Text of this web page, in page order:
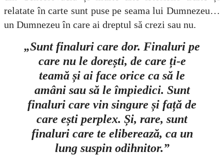
relatate în carte sunt puse pe seama lui Dumnezeu…
un Dumnezeu în care ai dreptul să crezi sau nu.
„Sunt finaluri care dor. Finaluri pe
care nu le dorești, de care ți-e
teamă și ai face orice ca să le
amâni sau să le împiedici. Sunt
finaluri care vin singure și față de
care ești perplex. Și, rare, sunt
finaluri care te eliberează, ca un
lung suspin odihnitor.”